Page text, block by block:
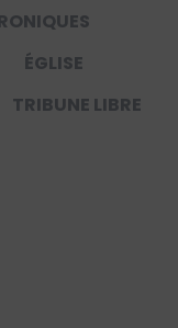
ÉGLISE
TRIBUNE LIBRE